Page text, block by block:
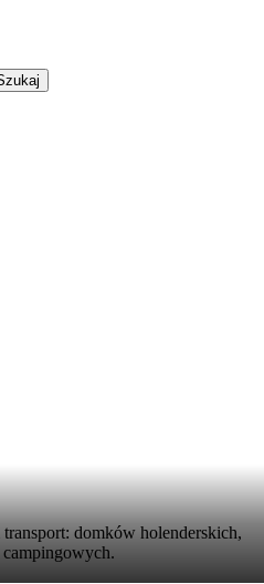
domków holenderskich,